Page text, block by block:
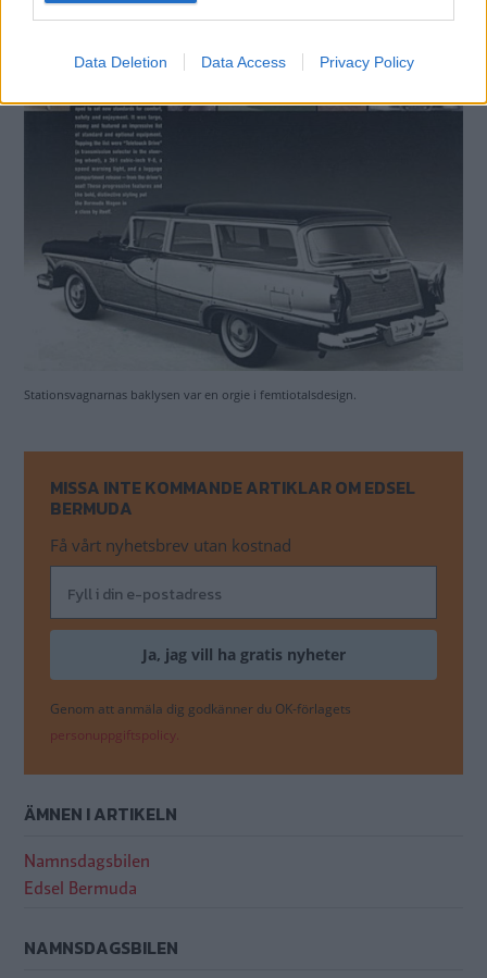
Data Deletion Data Access Privacy Policy
Stationsvagnarnas baklysen var en orgie i femtiotalsdesign.
MISSA INTE KOMMANDE ARTIKLAR OM EDSEL
BERMUDA
Få vårt nyhetsbrev utan kostnad
Genom att anmäla dig godkänner du OK-förlagets
personuppgiftspolicy.
ÄMNEN I ARTIKELN
Namnsdagsbilen
Edsel Bermuda
NAMNSDAGSBILEN